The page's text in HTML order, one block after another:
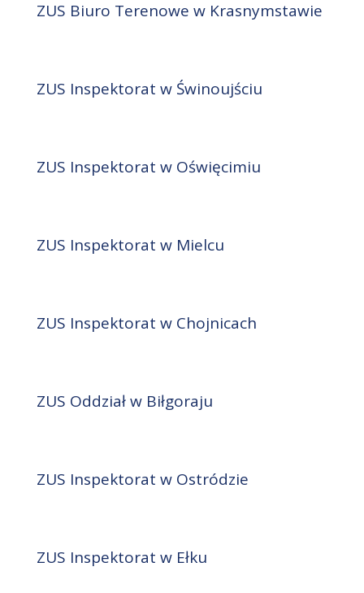
ZUS Biuro Terenowe w Krasnymstawie
ZUS Inspektorat w Świnoujściu
ZUS Inspektorat w Oświęcimiu
ZUS Inspektorat w Mielcu
ZUS Inspektorat w Chojnicach
ZUS Oddział w Biłgoraju
ZUS Inspektorat w Ostródzie
ZUS Inspektorat w Ełku